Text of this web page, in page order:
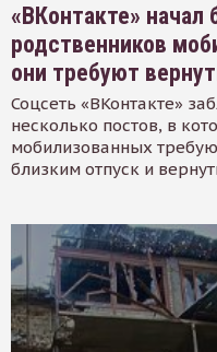
«ВКонтакте» начал
родственников
они требуют
Соцсеть «ВКонтакте»
несколько постов, в
мобилизованных
близким отпуск и